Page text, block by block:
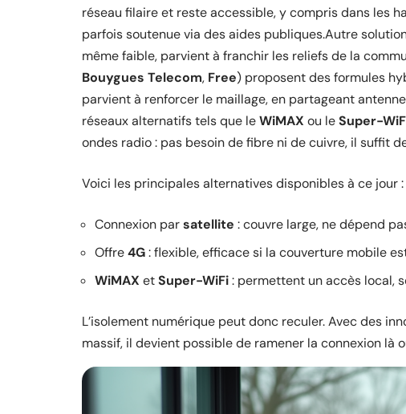
réseau filaire et reste accessible, y compris dans les
parfois soutenue via des aides publiques.Autre
même faible, parvient à franchir les reliefs de la
Bouygues Telecom, Free) proposent des formules
parvient à renforcer le maillage, en partageant
réseaux alternatifs tels que leWiMAX ou leSuper-
ondes radio : pas besoin de fibre ni de cuivre, il suffit
Voici les principales alternatives disponibles à ce jour :
Connexion parsatellite : couvre large, ne dépend
Offre4G: flexible, efficace si la couverture mobile
WiMAX etSuper-WiFi: permettent un accès local,
L’isolement numérique peut donc reculer. Avec des
massif, il devient possible de ramener la connexion là